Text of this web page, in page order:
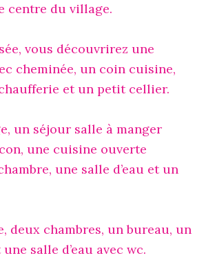
centre du village.
vous découvrirez une
cheminée, un coin cuisine,
et un petit cellier.
un séjour salle à manger
une cuisine ouverte
une salle d’eau et un
deux chambres, un bureau, un
salle d’eau avec wc.